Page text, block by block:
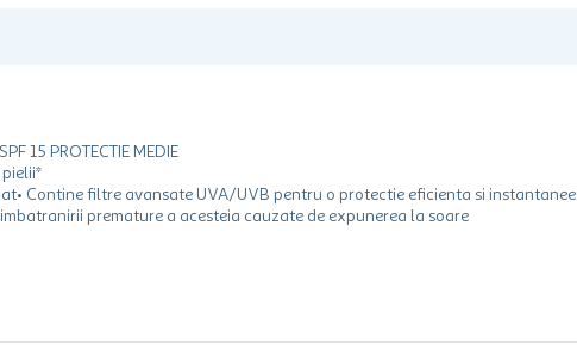
15 PROTECTIE MEDIE
Contine filtre avansate UVA/UVB pentru o protectie eficienta si instantanee
premature a acesteia cauzate de expunerea la soare